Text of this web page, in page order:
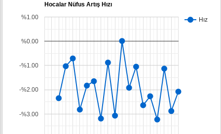
Hocalar Nüfus Artış Hızı
Hız
-%3.00
-%2.00
-%1.00
%0.00
%1.00